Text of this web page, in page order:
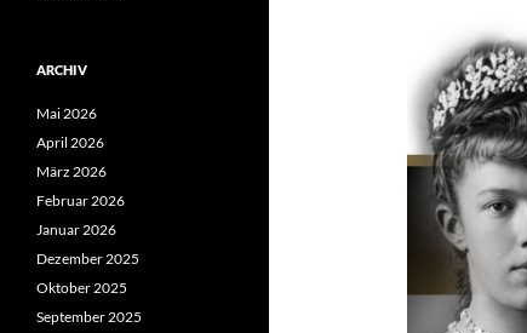
ARCHIV
Mai 2026
April 2026
März 2026
Februar 2026
Januar 2026
Dezember 2025
Oktober 2025
September 2025